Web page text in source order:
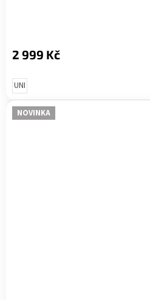
2 999 Kč
UNI
NOVINKA